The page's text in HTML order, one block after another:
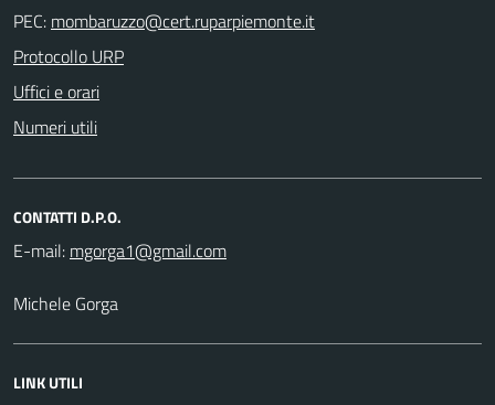
PEC:
Protocollo URP
Uffici e orari
Numeri utili
CONTATTI D.P.O.
E-mail:
Michele Gorga
LINK UTILI